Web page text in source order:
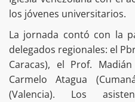
los jóvenes universitarios.
La jornada contó con la
delegados regionales: el
Caracas), el Prof.
Carmelo Atagua
(Valencia). Los